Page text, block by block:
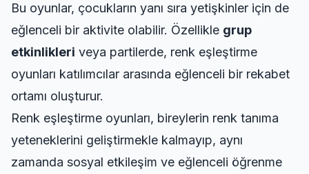
Bu oyunlar, çocukların yanı sıra yetişkinler için de
eğlenceli bir aktivite olabilir. Özellikle grup
etkinlikleri veya partilerde, renk eşleştirme
oyunları katılımcılar arasında eğlenceli bir rekabet
ortamı oluşturur.
Renk eşleştirme oyunları, bireylerin renk tanıma
yeteneklerini geliştirmekle kalmayıp, aynı
zamanda sosyal etkileşim ve eğlenceli öğrenme